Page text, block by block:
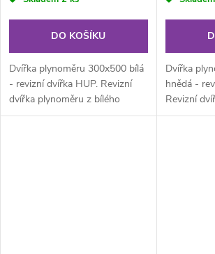
DO KOŠÍKU
Dvířka plynoměru 300x500 bílá
- revizní dvířka HUP. Revizní
dvířka plynoměru z bílého
pozinkovaného plechu síla 1,0...
Dvířka
hnědá -
Revizní
hnědého